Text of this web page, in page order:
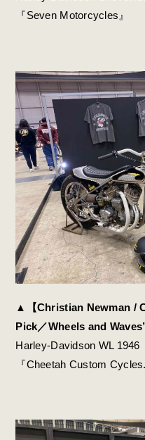
『Seven Motorcycles』
▲【Christian Newman /
Pick／Wheels and
Harley-Davidson WL 1946
『Cheetah Custom Cycles.